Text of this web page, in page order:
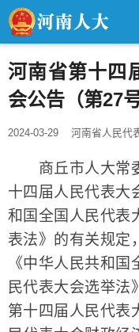
河南省第十四
会公告（第27号
2024-03-29 河南省人民代
商丘市人大常委
十四届人民代表大
和国全国人民代表
表法》的有关规定
《中华人民共和
民代表大会选举法
第十四届人民代表